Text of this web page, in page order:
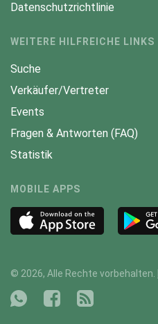
Datenschutzrichtlinie
WEITERE HILFREICHE LINKS
Suche
Verkäufer/Vertreter
Events
Fragen & Antworten (FAQ)
Statistik
MOBILE APPS
© 2026, Alle Rechte vorbehalten.